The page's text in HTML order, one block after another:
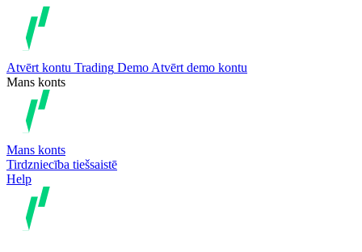
Atvērt kontu Trading Demo Atvērt demo kontu
Mans konts
Mans konts
Tirdzniecība tiešsaistē
Help